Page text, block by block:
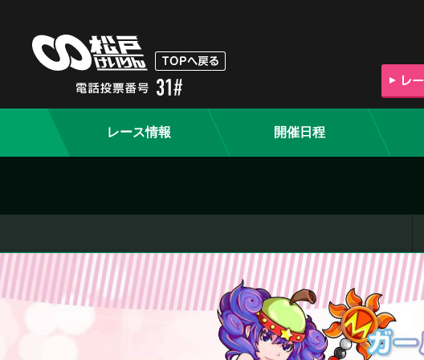
レース情報 開催日程